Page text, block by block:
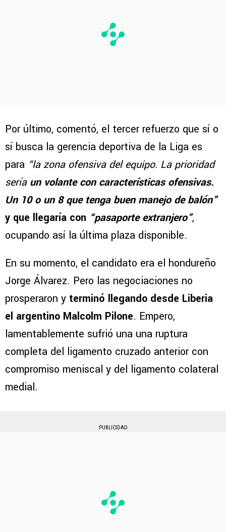
Por último, comentó, el tercer refuerzo que sí o
sí busca la gerencia deportiva de la Liga es
para “la zona ofensiva del equipo. La prioridad
sería un volante con características ofensivas.
Un 10 o un 8 que tenga buen manejo de balón”
y que llegaría con “pasaporte extranjero”,
ocupando así la última plaza disponible.
En su momento, el candidato era el hondureño
Jorge Álvarez. Pero las negociaciones no
prosperaron y terminó llegando desde Liberia
el argentino Malcolm Pilone. Empero,
lamentablemente sufrió una una ruptura
completa del ligamento cruzado anterior con
compromiso meniscal y del ligamento colateral
medial.
PUBLICIDAD